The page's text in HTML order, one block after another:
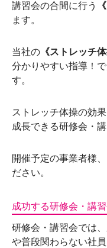
講習会の合間に行う
ます。
当社の 《ストレッチ体
分かりやすい指導！
す。
ストレッチ体操の効
成長できる研修会・
開催予定の事業者様
ださい。
成功する研修会・講
研修会・講習会では
や普段関わらない社